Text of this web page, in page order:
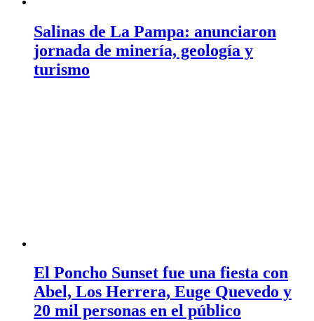
Salinas de La Pampa: anunciaron
jornada de minería, geología y
turismo
El Poncho Sunset fue una fiesta con
Abel, Los Herrera, Euge Quevedo y
20 mil personas en el público